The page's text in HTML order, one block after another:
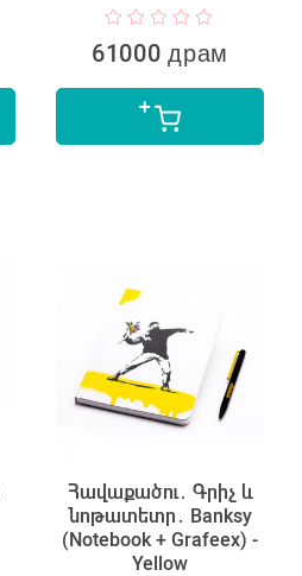
61000 драм
Հավաքածու․ Գրիչ և
նոթատետր․ Banksy
(Notebook + Grafeex) -
Yellow